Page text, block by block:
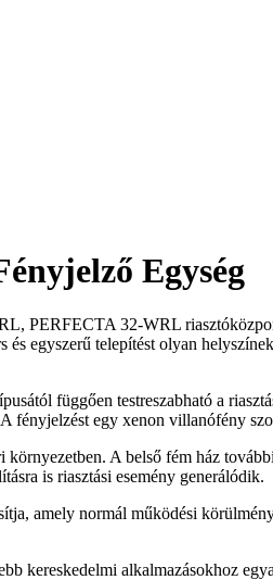
Egység
PERFECTA 32-WRL
egyszerű telepítést olyan
függően testreszabható a
fényjelzést egy xenon villanófény
A belső fém ház
is riasztási esemény generálódik.
amely normál működési
kereskedelmi alkalmazásokhoz